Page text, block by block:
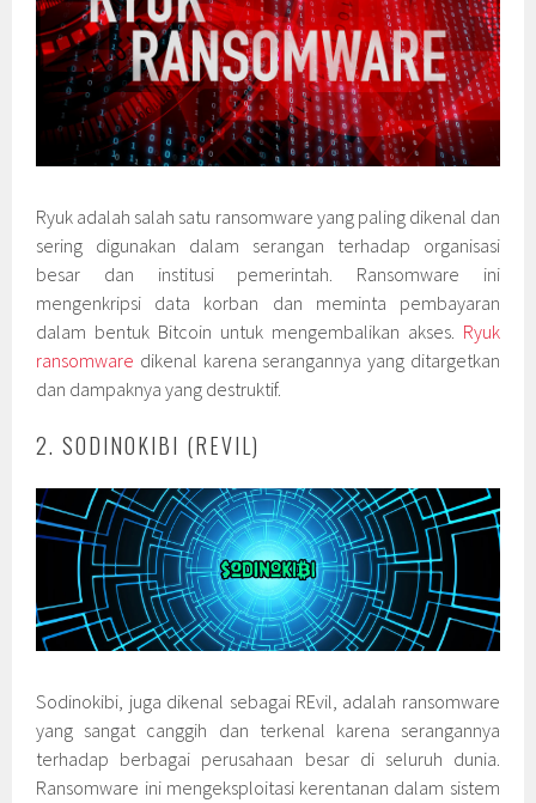
Ryuk adalah salah satu ransomware yang paling dikenal dan
sering digunakan dalam serangan terhadap organisasi
besar dan institusi pemerintah. Ransomware ini
mengenkripsi data korban dan meminta pembayaran
dalam bentuk Bitcoin untuk mengembalikan akses. Ryuk
ransomware dikenal karena serangannya yang ditargetkan
dan dampaknya yang destruktif.
2. SODINOKIBI (REVIL)
Sodinokibi, juga dikenal sebagai REvil, adalah ransomware
yang sangat canggih dan terkenal karena serangannya
terhadap berbagai perusahaan besar di seluruh dunia.
Ransomware ini mengeksploitasi kerentanan dalam sistem